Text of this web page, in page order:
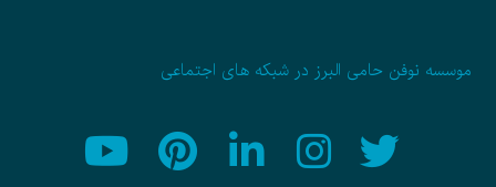
موسسه نوفن حامی البرز در شبکه های اجتماعی